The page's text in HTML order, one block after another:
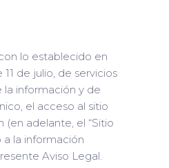
lo establecido en
de julio, de servicios
la información y de
el acceso al sitio
adelante, el “Sitio
a la información
Aviso Legal.